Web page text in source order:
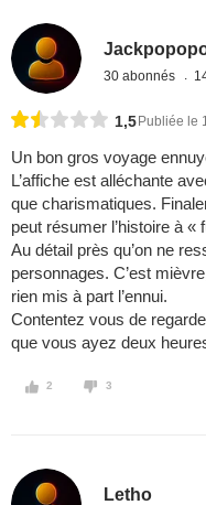
30 abonnés
1,5 Publiée le
Un bon gros voyage
L’affiche est alléchante
que charismatiques.
peut résumer l’histoire à
Au détail près qu’on ne
personnages. C’est
rien mis à part l’ennui.
Contentez vous de
que vous ayez deux
2 3
Letho